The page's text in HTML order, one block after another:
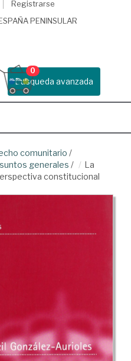
Registrarse
PENINSULAR
Busqueda avanzada
0
comunitario /
generales /
La
constitucional